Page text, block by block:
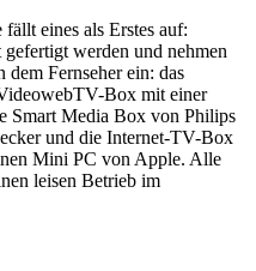
eines als Erstes auf:
werden und nehmen
Fernseher ein: das
Box mit einer
Smart Media Box von Philips
und die Internet-TV-Box
Mini PC von Apple. Alle
leisen Betrieb im